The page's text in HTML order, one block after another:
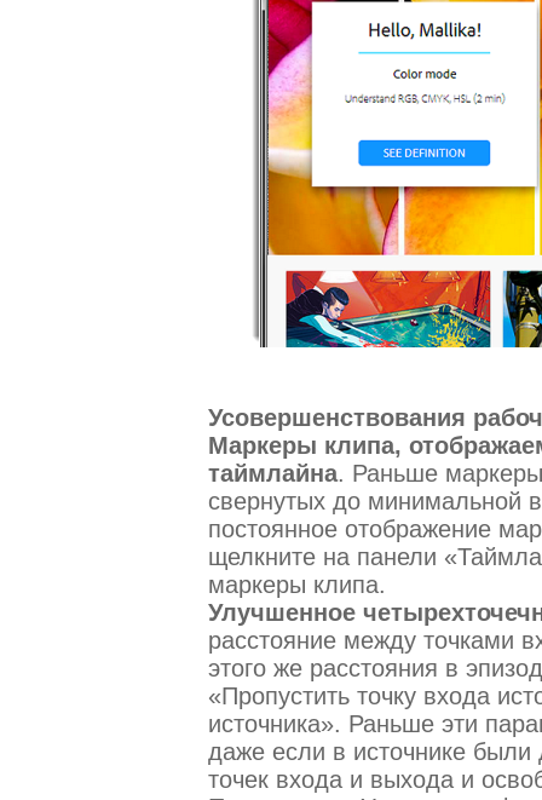
Усовершенствования
Маркеры клипа,
таймлайна. Раньше
свернутых до минимальной
постоянное отображение
щелкните на панели
маркеры клипа.
Улучшенное
расстояние между точками
этого же расстояния в
«Пропустить точку входа
источника». Раньше эти
даже если в источнике
точек входа и выхода и